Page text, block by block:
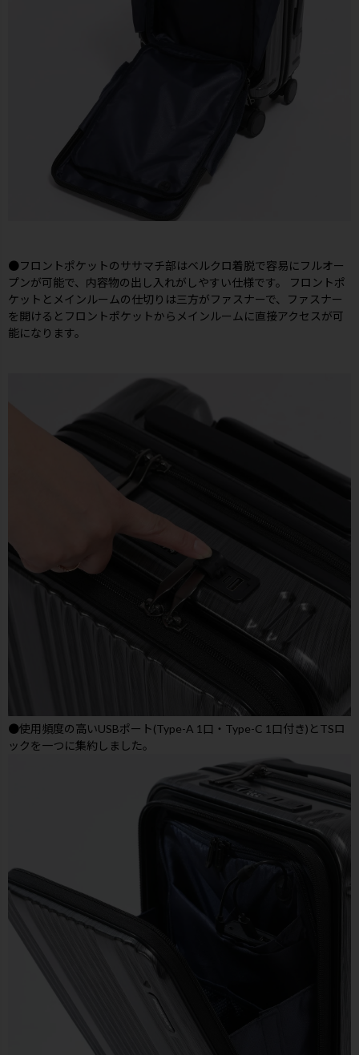
●フロントポケットのササマチ部はベルクロ着脱で容易にフルオー
プンが可能で、内容物の出し入れがしやすい仕様です。 フロントポ
ケットとメインルームの仕切りは三方がファスナーで、ファスナー
を開けるとフロントポケットからメインルームに直接アクセスが可
能になります。
●使用頻度の高いUSBポート(Type-A 1口・Type-C 1口付き)とTSロ
ックを一つに集約しました。